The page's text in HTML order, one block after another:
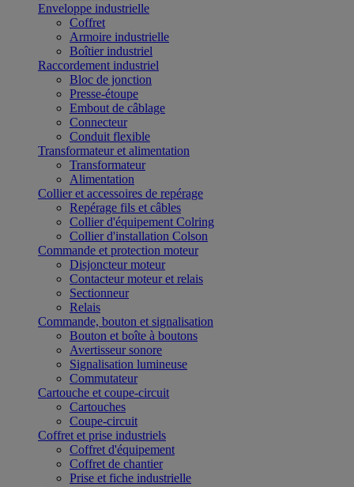
Enveloppe industrielle
Coffret
Armoire industrielle
Boîtier industriel
Raccordement industriel
Bloc de jonction
Presse-étoupe
Embout de câblage
Connecteur
Conduit flexible
Transformateur et alimentation
Transformateur
Alimentation
Collier et accessoires de repérage
Repérage fils et câbles
Collier d'équipement Colring
Collier d'installation Colson
Commande et protection moteur
Disjoncteur moteur
Contacteur moteur et relais
Sectionneur
Relais
Commande, bouton et signalisation
Bouton et boîte à boutons
Avertisseur sonore
Signalisation lumineuse
Commutateur
Cartouche et coupe-circuit
Cartouches
Coupe-circuit
Coffret et prise industriels
Coffret d'équipement
Coffret de chantier
Prise et fiche industrielle